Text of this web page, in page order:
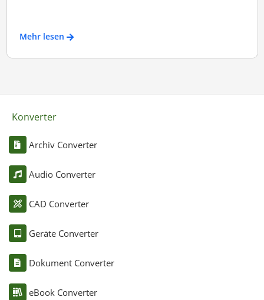
Mehr lesen
Konverter
Archiv Converter
Audio Converter
CAD Converter
Geräte Converter
Dokument Converter
eBook Converter